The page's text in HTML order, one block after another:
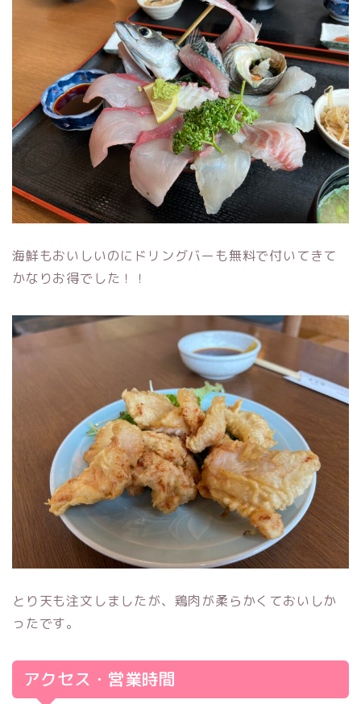
海鮮もおいしいのにドリングバーも無料で付いてきて
かなりお得でした！！
とり天も注文しましたが、鶏肉が柔らかくておいしか
ったです。
アクセス・営業時間